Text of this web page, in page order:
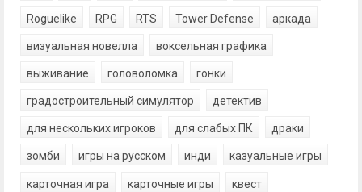
Roguelike RPG RTS Tower Defense аркада
визуальная новелла воксельная графика
выживание головоломка гонки
градостроительный симулятор детектив
для нескольких игроков для слабых ПК драки
зомби игры на русском инди казуальные игры
карточная игра карточные игры квест